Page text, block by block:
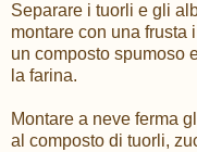
Separare i tuorli e gli
montare con una frusta
un composto spumoso
la farina.
Montare a neve ferma
al composto di tuorli,